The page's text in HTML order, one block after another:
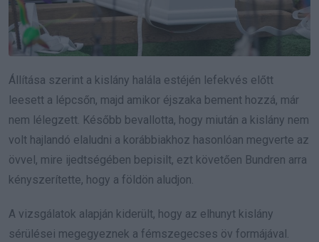
Állítása szerint a kislány halála estéjén lefekvés előtt
leesett a lépcsőn, majd amikor éjszaka bement hozzá, már
nem lélegzett. Később bevallotta, hogy miután a kislány nem
volt hajlandó elaludni a korábbiakhoz hasonlóan megverte az
övvel, mire ijedtségében bepisilt, ezt követően Bundren arra
kényszerítette, hogy a földön aludjon.
A vizsgálatok alapján kiderült, hogy az elhunyt kislány
sérülései megegyeznek a fémszegecses öv formájával.